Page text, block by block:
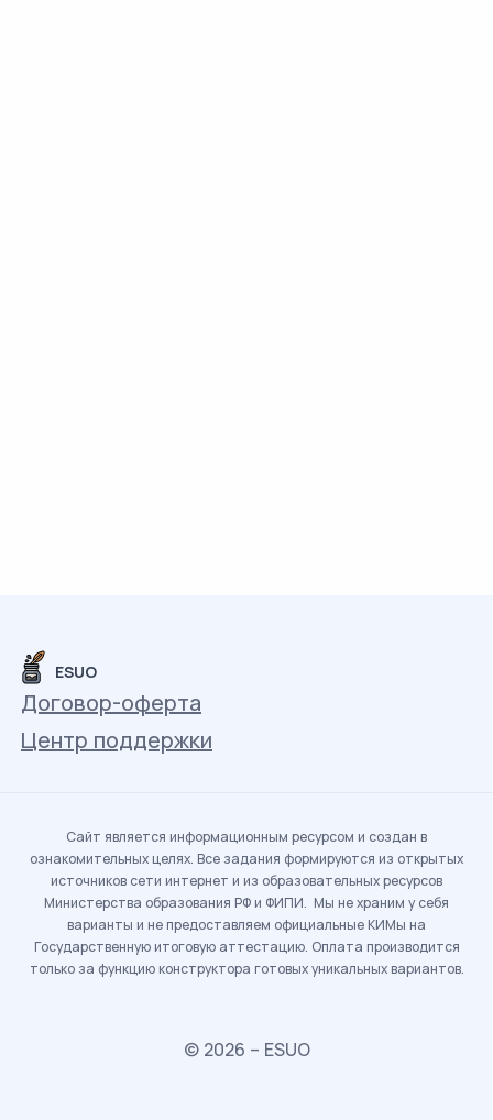
ESUO
Договор-оферта
Центр поддержки
Сайт является информационным ресурсом и создан в
ознакомительных целях. Все задания формируются из открытых
источников сети интернет и из образовательных ресурсов
Министерства образования РФ и ФИПИ. Мы не храним у себя
варианты и не предоставляем официальные КИМы на
Государственную итоговую аттестацию. Оплата производится
только за функцию конструктора готовых уникальных вариантов.
© 2026 – ESUO